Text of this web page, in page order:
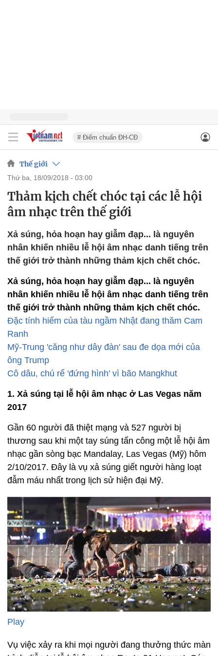
# Điểm chuẩn ĐH-CĐ
Thế giới
thứ ba, 18/09/2018 - 03:00
Thảm kịch chết chóc tại các lễ hội
âm nhạc trên thế giới
Xả súng, hỏa hoạn hay giẫm đạp... là nguyên
nhân khiến nhiều lễ hội âm nhạc danh tiếng trên
thế giới trở thành những thảm kịch chết chóc.
Xả súng, hỏa hoạn hay giẫm đạp... là nguyên
nhân khiến nhiều lễ hội âm nhạc danh tiếng trên
thế giới trở thành những thảm kịch chết chóc.
Đặc tính hiếm của tàu ngầm Nhật đang thăm Cam
Ranh
Mỹ-Trung 'căng như dây đàn' sau đe dọa mới của
ông Trump
Cô dâu, chú rể 'đứng hình' vì bão Mangkhut
1. Xả súng tại lễ hội âm nhạc ở Las Vegas năm
2017
Gần 60 người đã thiệt mạng và 527 người bị
thương sau khi một tay súng tấn công một lễ hội âm
nhạc gần sòng bạc Mandalay, Las Vegas (Mỹ) hôm
2/10/2017. Đây là vụ xả súng giết người hàng loạt
đẫm máu nhất trong lịch sử hiện đại Mỹ.
Play
Vụ việc xảy ra khi mọi người đang thưởng thức màn